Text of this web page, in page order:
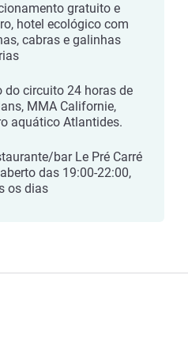
gratuito e
hotel ecológico com
cabras e galinhas
do circuito 24 horas de
MMA Californie,
aquático Atlantides.
bar Le Pré Carré
das 19:00-22:00,
os dias